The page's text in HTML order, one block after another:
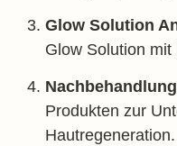
Glow Solution
Glow Solution mit
Produkten zur
Hautregeneration.